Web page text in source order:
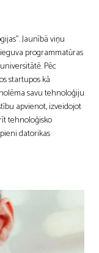
Jaunībā viņu
programmatūras
Pēc
startupos kā
savu tehnoloģiju
apvienot, izveidojot
tehnoloģisko
datorikas